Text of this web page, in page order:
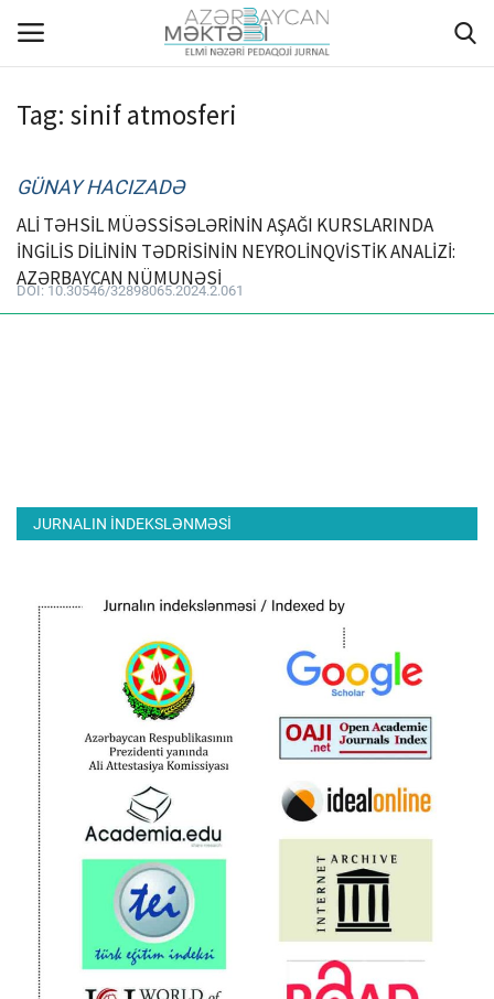
REDAKSİYA HEYƏTİ
MÜƏLLİFLƏR ÜÇÜN TƏLİMAT
ƏLAQƏ
Azerbaijani English
Tag: sinif atmosferi
GÜNAY HACIZADƏ
ALİ TƏHSİL MÜƏSSİSƏLƏRİNİN AŞAĞI KURSLARINDA
İNGİLİS DİLİNİN TƏDRİSİNİN NEYROLİNQVİSTİK ANALİZİ:
AZƏRBAYCAN NÜMUNƏSİ
DOI: 10.30546/32898065.2024.2.061
JURNALIN INDEKSLƏNMƏSI